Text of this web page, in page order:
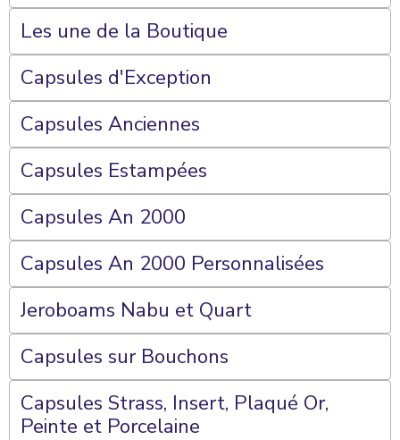
Les une de la Boutique
Capsules d'Exception
Capsules Anciennes
Capsules Estampées
Capsules An 2000
Capsules An 2000 Personnalisées
Jeroboams Nabu et Quart
Capsules sur Bouchons
Capsules Strass, Insert, Plaqué Or,
Peinte et Porcelaine